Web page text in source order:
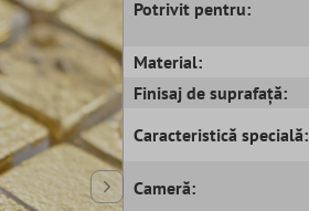
Potrivit pentru:
Material:
Finisaj de suprafață:
Caracteristică specială:
Cameră: